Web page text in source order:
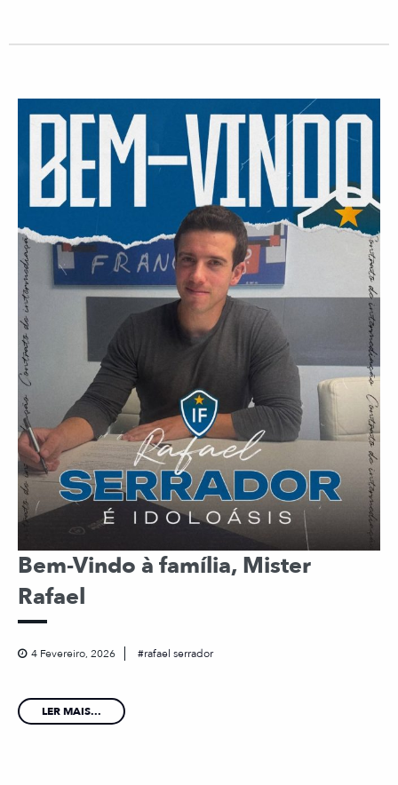
Bem-Vindo à família, Mister
Rafael
4 Fevereiro, 2026 rafael serrador
LER MAIS...